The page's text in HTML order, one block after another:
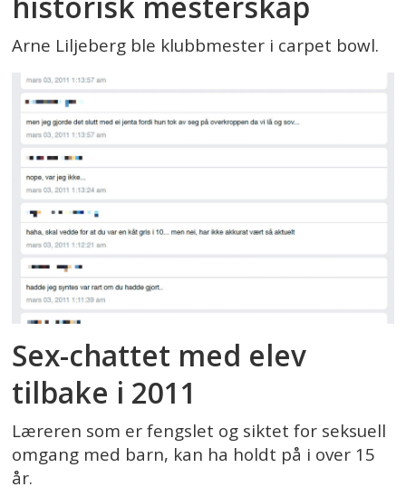
Arne Liljeberg ble klubbmester i carpet bowl.
Sex-chattet med elev
tilbake i 2011
Læreren som er fengslet og siktet for seksuell
omgang med barn, kan ha holdt på i over 15
år.